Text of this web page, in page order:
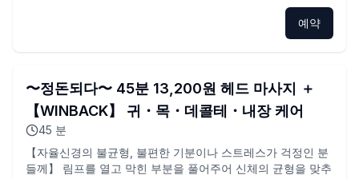
예약
〜정돈되다〜 45분 13,200원 헤드 마사지 ＋
【WINBACK】 귀・목・데콜테・내장 케어
45 분
【자율신경의 불균형, 불편한 기분이나 스트레스가 걱정인 분
들께】 림프를 열고 막힌 부분을 풀어주어 신체의 균형을 맞추